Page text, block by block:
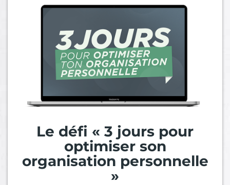
Le défi « 3 jours pour
optimiser son
organisation personnelle
»